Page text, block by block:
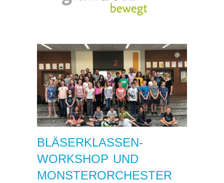
BLÄSERKLASSEN-
WORKSHOP UND
MONSTERORCHESTER